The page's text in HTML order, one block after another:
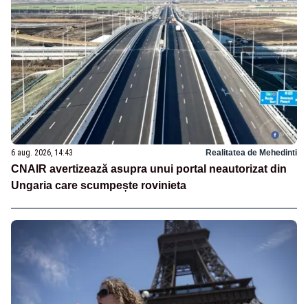
6 aug. 2026, 14:43 Realitatea de Mehedinti
CNAIR avertizează asupra unui portal neautorizat din
Ungaria care scumpește rovinieta